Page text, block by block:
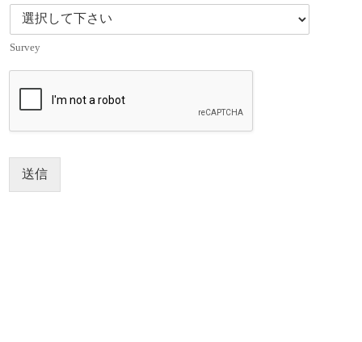
Survey
送信